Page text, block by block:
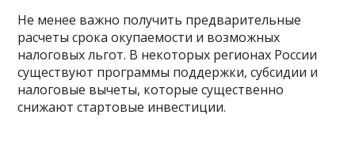
Не менее важно получить предварительные
расчеты срока окупаемости и возможных
налоговых льгот. В некоторых регионах России
существуют программы поддержки, субсидии и
налоговые вычеты, которые существенно
снижают стартовые инвестиции.